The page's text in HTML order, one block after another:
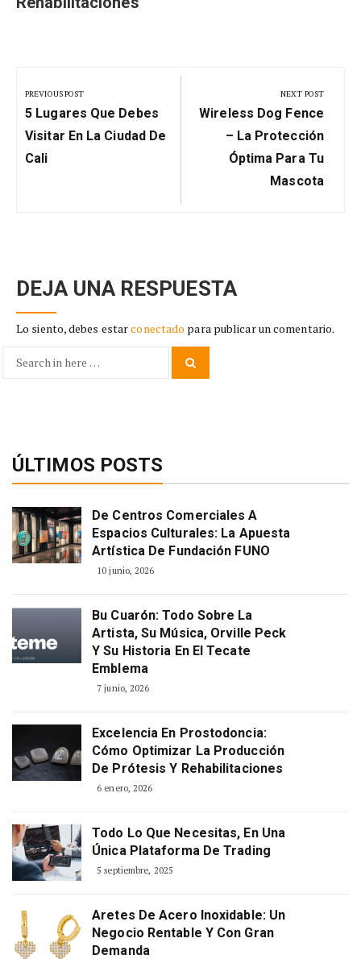
de
entradas
PREVIOUS POST
Previous
Post:
5 Lugares Que Debes
Visitar En La Ciudad De
Cali
NEXT POST
Next
Post:
Wireless Dog Fence
– La Protección
Óptima Para Tu
Mascota
DEJA UNA RESPUESTA
Lo siento, debes estarconectado para publicar un comentario.
Search
ÚLTIMOS POSTS
De Centros Comerciales A
Espacios Culturales: La Apuesta
Artística De Fundación FUNO
10 junio, 2026
Bu Cuarón: Todo Sobre La
Artista, Su Música, Orville Peck
Y Su Historia En El Tecate
Emblema
7 junio, 2026
Excelencia En Prostodoncia:
Cómo Optimizar La Producción
De Prótesis Y Rehabilitaciones
6 enero, 2026
Todo Lo Que Necesitas, En Una
Única Plataforma De Trading
5 septiembre, 2025
Aretes De Acero Inoxidable: Un
Negocio Rentable Y Con Gran
Demanda